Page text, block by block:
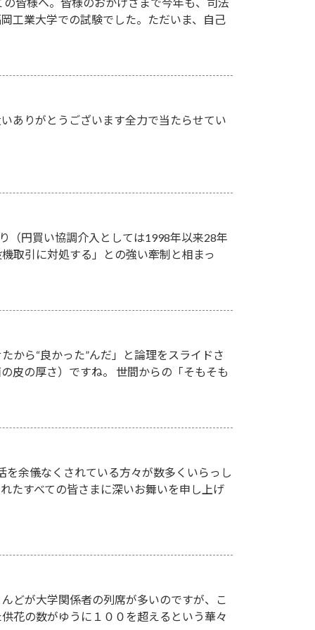
工業大学での試験でした。ただいま、自己
ありがとうございます全力で当たらせてい
（円買い協調介入としては1998年以来28年
取引に対処する」との強い牽制と相まっ
から“良かった”んだ」と論理をスライドさ
皮の厚さ）ですね。 世間からの「そもそも
余儀なくされている方々が数多くいらっし
たすべての皆さまに深いお舞いを申し上げ
どが大学関係者の列席が多いのですが、こ
花の数がゆうに１００を超えるという華々